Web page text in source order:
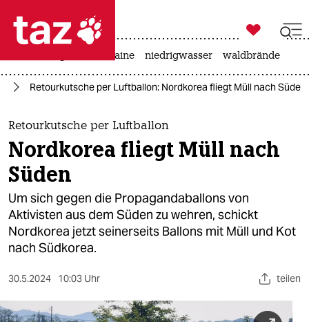
 taz zahl ich
taz zahl ich
themen
politik
öko
gesellschaft
kultur
sport
berlin

taz zahl ich
krieg in der ukraine niedrigwasser waldbrände
Retourkutsche per Luftballon: Nordkorea fliegt Müll nach Süden
Retourkutsche per Luftballon
Nordkorea fliegt Müll nach
Süden
Um sich gegen die Propagandaballons von
Aktivisten aus dem Süden zu wehren, schickt
Nordkorea jetzt seinerseits Ballons mit Müll und Kot
nach Südkorea.
30.5.2024 10:03 Uhr teilen